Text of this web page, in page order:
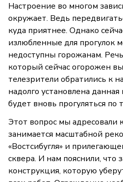
Настроение во многом
окружает. Ведь
куда приятнее. Однако
излюбленные для прогулок
недоступны горожанам.
который сейчас огорожен
телезрители обратились к
надолго установлена
будет вновь прогуляться по
Этот вопрос мы адресовали
занимается масштабной
«Востсибугля» и
сквера. И нам пояснили, что
конструкция, которую